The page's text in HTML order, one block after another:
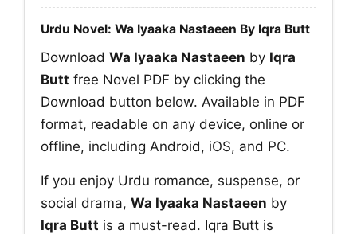
Urdu Novel: Wa Iyaaka Nastaeen By Iqra Butt
Download Wa Iyaaka Nastaeen by Iqra
Butt free Novel PDF by clicking the
Download button below. Available in PDF
format, readable on any device, online or
offline, including Android, iOS, and PC.
If you enjoy Urdu romance, suspense, or
social drama, Wa Iyaaka Nastaeen by
Iqra Butt is a must-read. Iqra Butt is